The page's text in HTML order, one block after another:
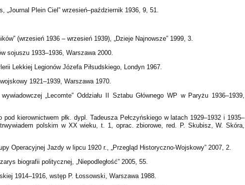
Plein Ciel” wrzesień–październik 1936, 9, 51.
(wrzesień 1936 – wrzesień 1939), „Dzieje Najnowsze” 1999, 3.
sojuszu 1933–1936, Warszawa 2000.
Lekkiej Legionów Józefa Piłsudskiego, Londyn 1967.
1921–1939, Warszawa 1970.
„Lecomte” Oddziału II Sztabu Głównego WP w Paryżu 1936–1939,
pod kierownictwem płk. dypl. Tadeusza Pełczyńskiego w latach 1929–1932 i 1935–
polskim w XX wieku, t. 1, oprac. zbiorowe, red. P. Skubisz, W. Skóra,
Operacyjnej Jazdy w lipcu 1920 r., „Przegląd Historyczno-Wojskowy” 2007, 2.
biografii politycznej, „Niepodległość” 2005, 55.
1914–1916, wstęp P. Łossowski, Warszawa 1988.